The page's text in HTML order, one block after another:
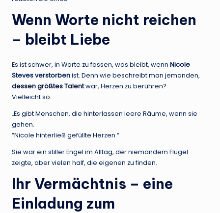
Wenn Worte nicht reichen
– bleibt Liebe
Es ist schwer, in Worte zu fassen, was bleibt, wenn Nicole
Steves verstorbenist. Denn wie beschreibt man jemanden,
dessen größtes Talentwar, Herzen zu berühren?
Vielleicht so:
„Es gibt Menschen, die hinterlassen leere Räume, wenn sie
gehen.
“Nicole hinterließ gefüllte Herzen.“
Sie war ein stiller Engel im Alltag, der niemandem Flügel
zeigte, aber vielen half, die eigenen zu finden.
Ihr Vermächtnis – eine
Einladung zum